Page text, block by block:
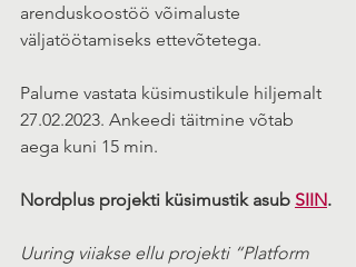
arenduskoostöö võimaluste
väljatöötamiseks ettevõtetega.
Palume vastata küsimustikule hiljemalt
27.02.2023. Ankeedi täitmine võtab
aega kuni 15 min.
Nordplus projekti küsimustik asub SIIN.
Uuring viiakse ellu projekti “Platform